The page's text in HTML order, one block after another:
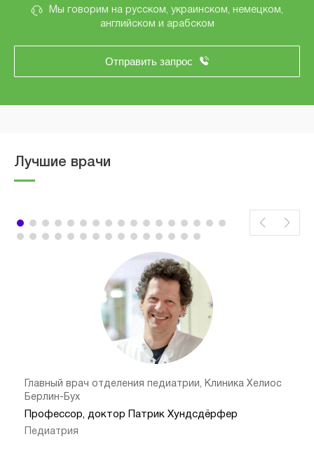
Мы говорим на русском, украинском, немецком,
английском и арабском
Отправить запрос
Лучшие врачи
Главный врач отделения педиатрии, Клиника Хелиос
Берлин-Бух
Профессор, доктор Патрик Хундсдёрфер
Педиатрия